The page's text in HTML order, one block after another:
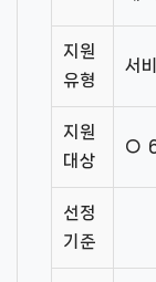
지원
유형
서
지원
대상
○
선정
기준